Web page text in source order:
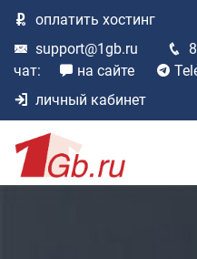
оплатить хостинг
support@1gb.ru
чат:
на сайте
личный кабинет